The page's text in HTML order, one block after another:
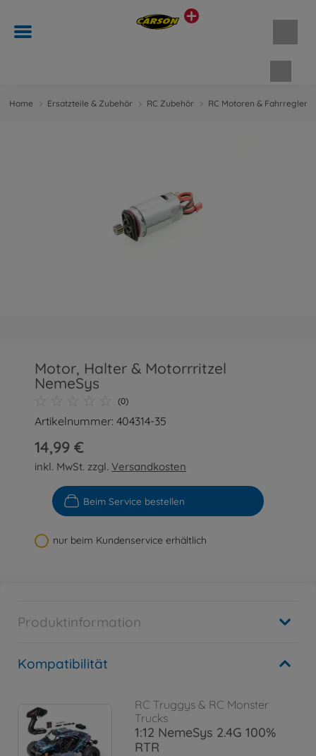
Home Ersatzteile & Zubehör RC Zubehör RC Motoren & Fahrregler
Motor, Halter & Motorrritzel
NemeSys
(0)
Artikelnummer: 404314-35
14,99 €
inkl. MwSt. zzgl.Versandkosten
Beim Service bestellen
nur beim Kundenservice erhältlich
Produktinformation
Kompatibilität
RC Truggys & RC Monster
Trucks
1:12 NemeSys 2.4G 100%
RTR